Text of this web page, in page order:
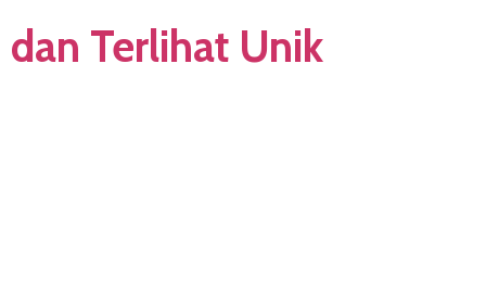
dan Terlihat Unik